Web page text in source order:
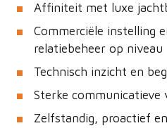
Affiniteit met luxe
Commerciële instelling
relatiebeheer op niveau
Technisch inzicht en
Sterke communicatieve
Zelfstandig, proactief